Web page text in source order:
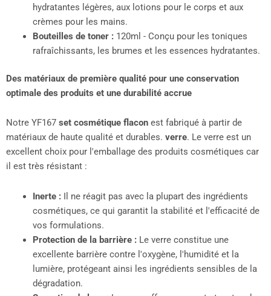
hydratantes légères, aux lotions pour le corps et aux
crèmes pour les mains.
Bouteilles de toner :120ml - Conçu pour les toniques
rafraîchissants, les brumes et les essences hydratantes.
Des matériaux de première qualité pour une conservation
optimale des produits et une durabilité accrue
Notre YF167 set cosmétique flacon est fabriqué à partir de
matériaux de haute qualité et durables. verre. Le verre est un
excellent choix pour l'emballage des produits cosmétiques car
il est très résistant :
Inerte :Il ne réagit pas avec la plupart des ingrédients
cosmétiques, ce qui garantit la stabilité et l'efficacité de
vos formulations.
Protection de la barrière :Le verre constitue une
excellente barrière contre l'oxygène, l'humidité et la
lumière, protégeant ainsi les ingrédients sensibles de la
dégradation.